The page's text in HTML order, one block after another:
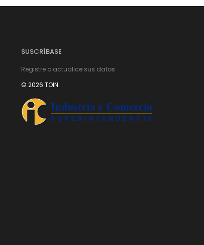
SUSCRÍBASE
Registre o actualice sus datos
© 2026 TOIN.